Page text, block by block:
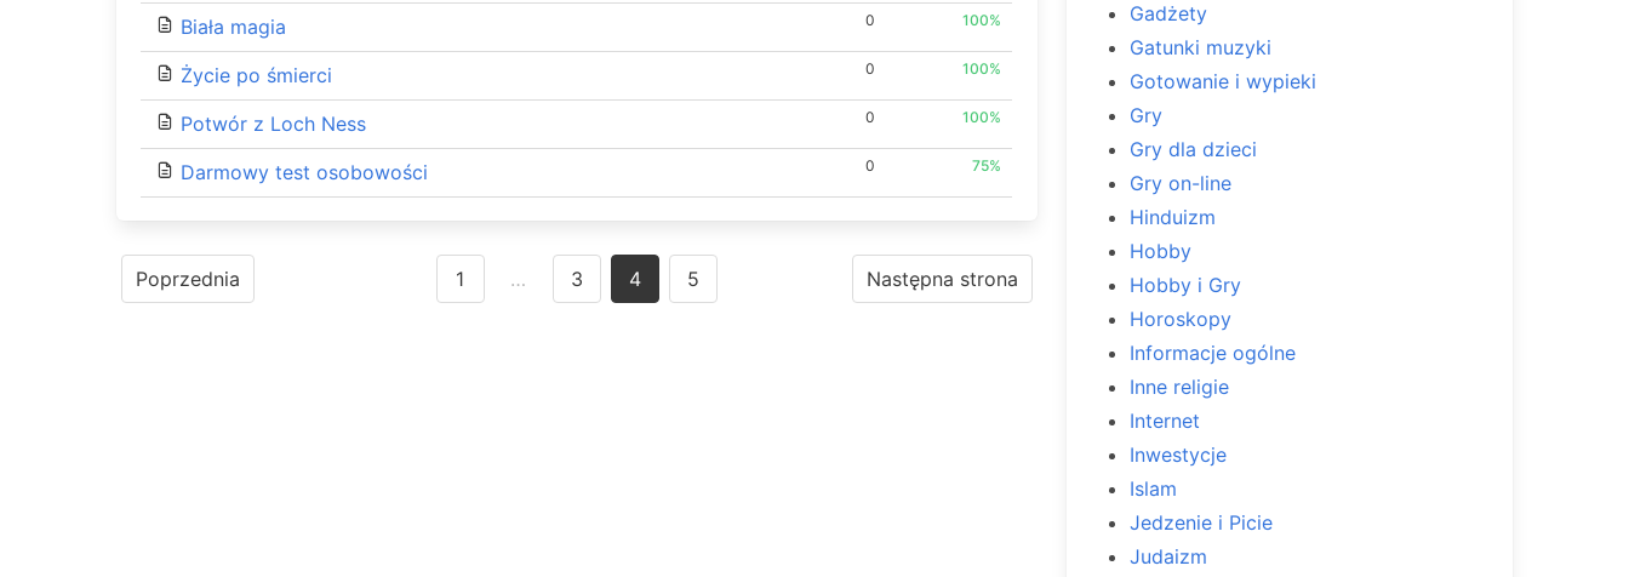
Biała magia 0 100%
Życie po śmierci 0 100%
Potwór z Loch Ness 0 100%
Darmowy test osobowości 0 75%
Posts
navigation
Poprzednia 1 … 3 4 5 Następna strona
Gadżety
Gatunki muzyki
Gotowanie i wypieki
Gry
Gry dla dzieci
Gry on-line
Hinduizm
Hobby
Hobby i Gry
Horoskopy
Informacje ogólne
Inne religie
Internet
Inwestycje
Islam
Jedzenie i Picie
Judaizm